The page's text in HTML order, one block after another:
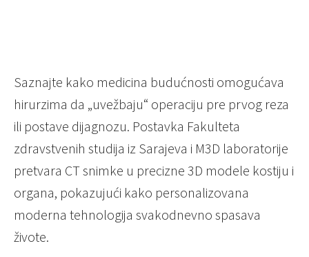
Saznajte kako medicina budućnosti omogućava
hirurzima da „uvežbaju“ operaciju pre prvog reza
ili postave dijagnozu. Postavka Fakulteta
zdravstvenih studija iz Sarajeva i M3D laboratorije
pretvara CT snimke u precizne 3D modele kostiju i
organa, pokazujući kako personalizovana
moderna tehnologija svakodnevno spasava
živote.